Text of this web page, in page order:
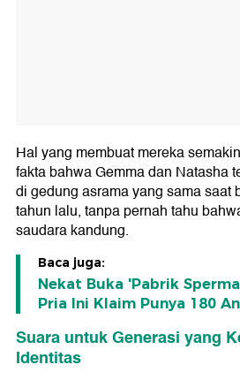
Hal yang membuat mereka
fakta bahwa Gemma dan Natasha
di gedung asrama yang sama saat
tahun lalu, tanpa pernah tahu
saudara kandung.
Baca juga:
Nekat Buka 'Pabrik
Pria Ini Klaim Punya 180
Suara untuk Generasi yang
Identitas